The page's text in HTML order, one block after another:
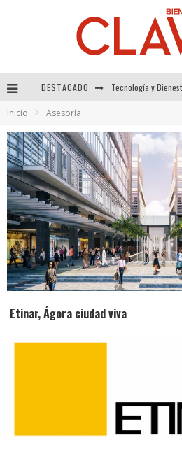
DESTACADO
Inicio Asesoría
Etinar, Ágora ciudad viva